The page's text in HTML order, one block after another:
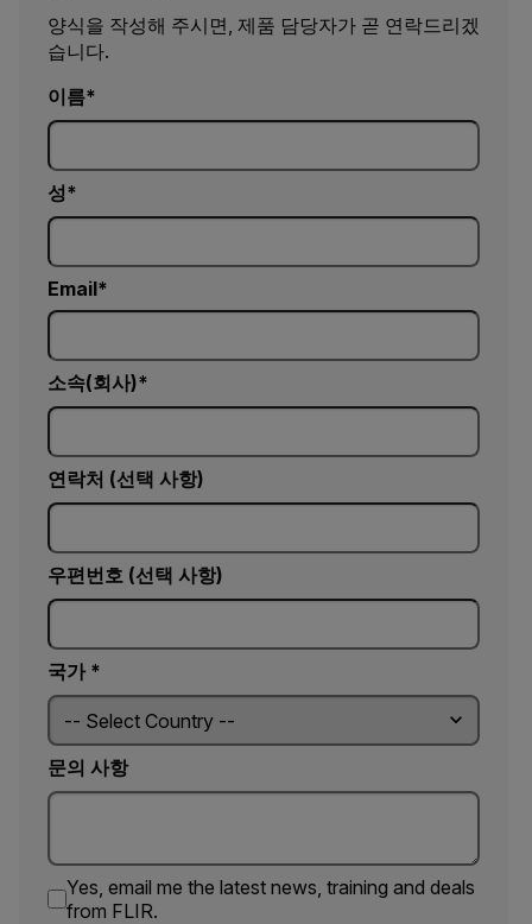
양식을 작성해 주시면, 제품 담당자가 곧 연락드리겠
습니다.
이름
성
Email
소속(회사)
연락처 (선택 사항)
우편번호 (선택 사항)
국가 *
문의 사항
Yes, email me the latest news, training and deals
from FLIR.